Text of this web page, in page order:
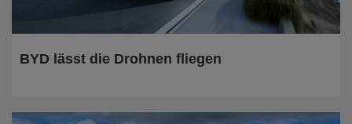
BYD lässt die Drohnen fliegen